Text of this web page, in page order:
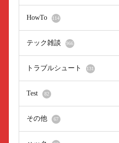
HowTo 114
テック雑談 966
トラブルシュート 131
Test 82
その他 67